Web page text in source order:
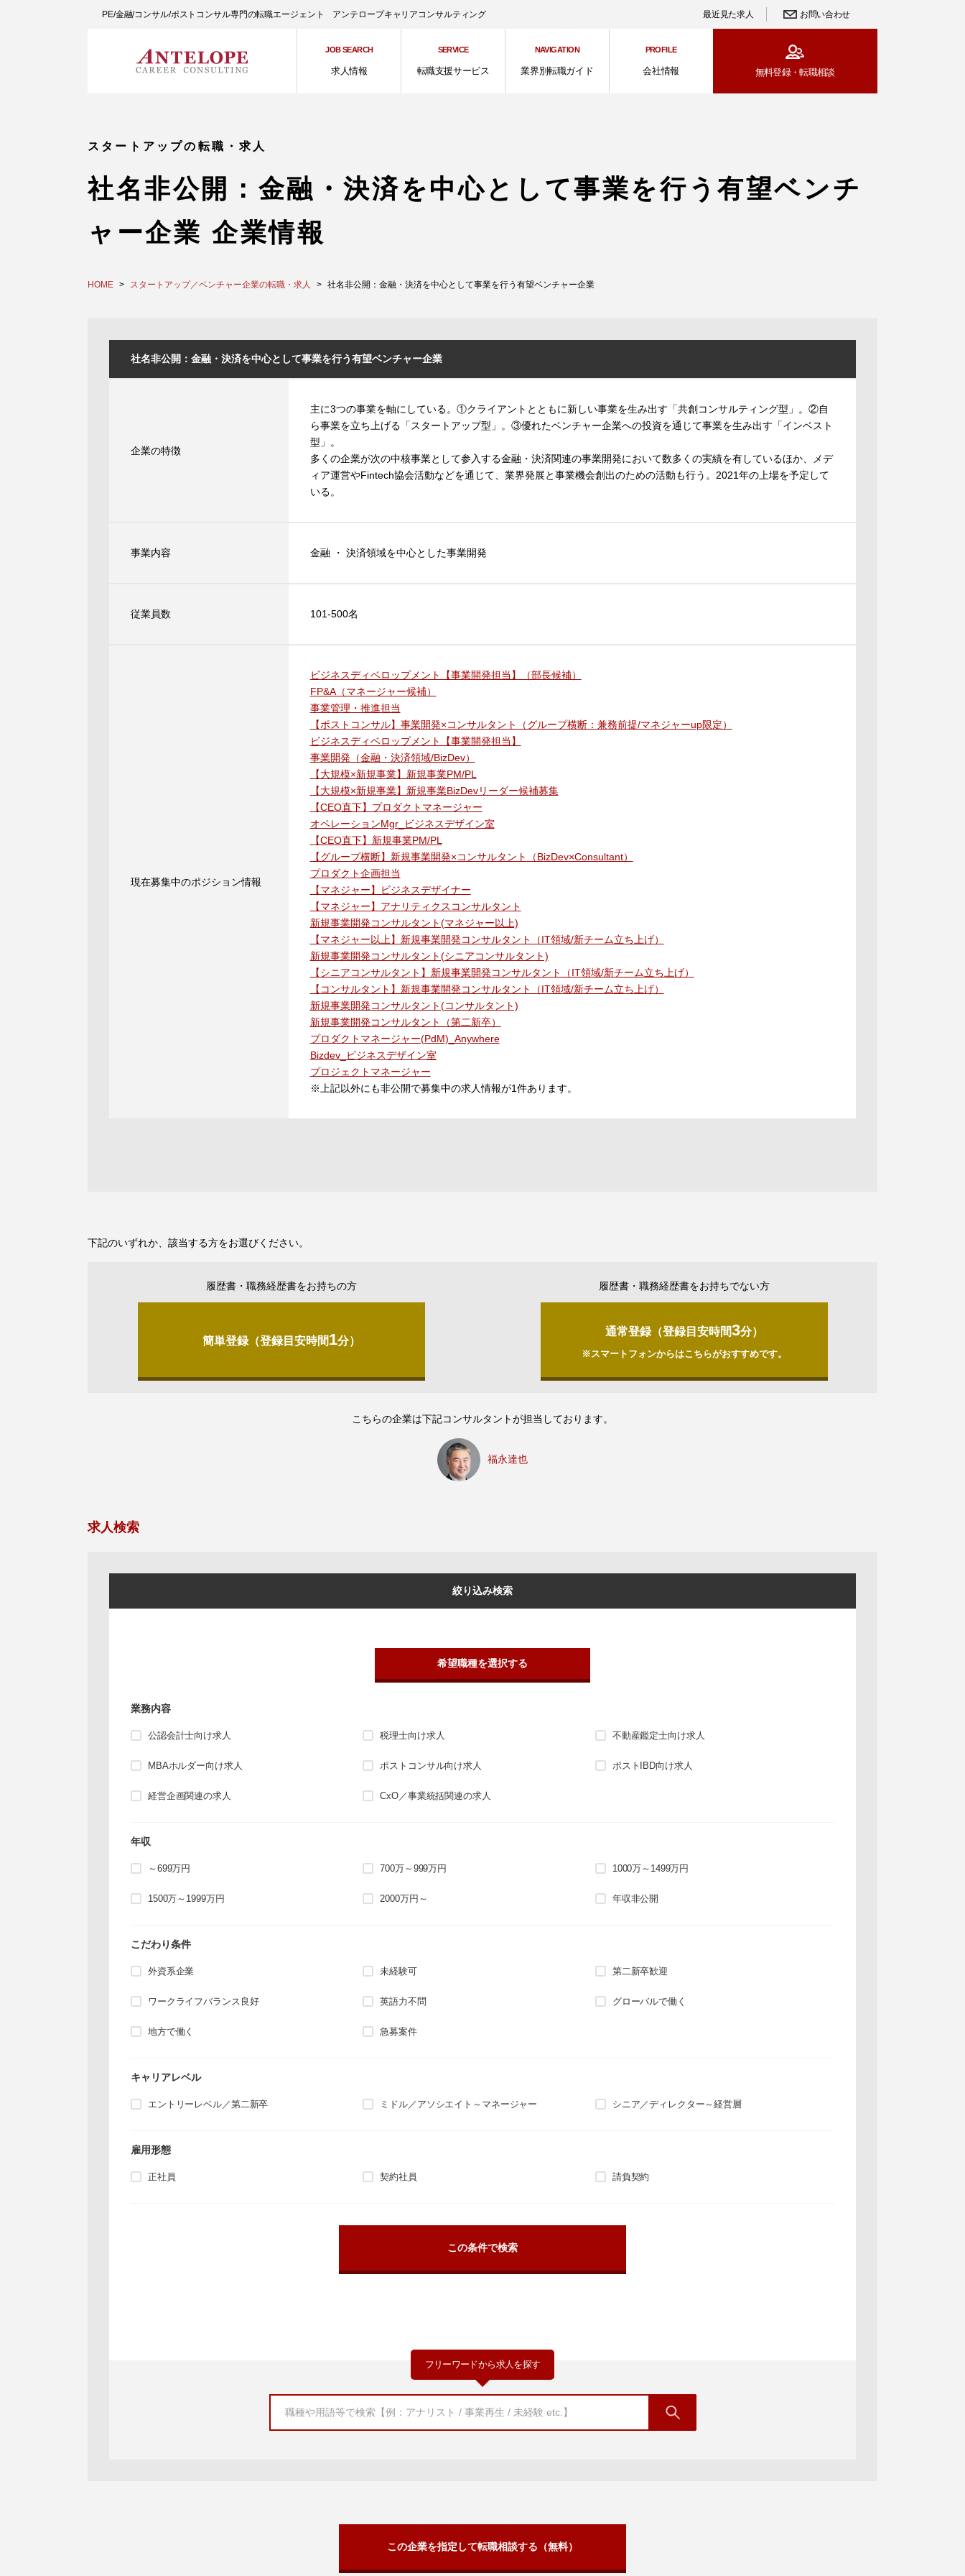
PE/金融/コンサル/ポストコンサル専門の転職エージェント アンテロープキャリアコンサルティング 最近見た求人 お問い合わせ
JOB SEARCH
求人情報
SERVICE
転職支援サービス
NAVIGATION
業界別転職ガイド
PROFILE
会社情報 無料登録・転職相談
スタートアップの転職・求人
社名非公開：金融・決済を中心として事業を行う有望ベンチ
ャー企業 企業情報
HOME スタートアップ／ベンチャー企業の転職・求人 社名非公開：金融・決済を中心として事業を行う有望ベンチャー企業
社名非公開：金融・決済を中心として事業を行う有望ベンチャー企業
企業の特徴
主に3つの事業を軸にしている。①クライアントとともに新しい事業を生み出す「共創コンサルティング型」。②自
ら事業を立ち上げる「スタートアップ型」。③優れたベンチャー企業への投資を通じて事業を生み出す「インベスト
型」。
多くの企業が次の中核事業として参入する金融・決済関連の事業開発において数多くの実績を有しているほか、メデ
ィア運営やFintech協会活動などを通じて、業界発展と事業機会創出のための活動も行う。2021年の上場を予定して
いる。
事業内容 金融 ・ 決済領域を中心とした事業開発
従業員数 101-500名
現在募集中のポジション情報
ビジネスディベロップメント【事業開発担当】（部長候補）
FP&A（マネージャー候補）
事業管理・推進担当
【ポストコンサル】事業開発×コンサルタント（グループ横断：兼務前提/マネジャーup限定）
ビジネスディベロップメント【事業開発担当】
事業開発（金融・決済領域/BizDev）
【大規模×新規事業】新規事業PM/PL
【大規模×新規事業】新規事業BizDevリーダー候補募集
【CEO直下】プロダクトマネージャー
オペレーションMgr_ビジネスデザイン室
【CEO直下】新規事業PM/PL
【グループ横断】新規事業開発×コンサルタント（BizDev×Consultant）
プロダクト企画担当
【マネジャー】ビジネスデザイナー
【マネジャー】アナリティクスコンサルタント
新規事業開発コンサルタント(マネジャー以上)
【マネジャー以上】新規事業開発コンサルタント（IT領域/新チーム立ち上げ）
新規事業開発コンサルタント(シニアコンサルタント)
【シニアコンサルタント】新規事業開発コンサルタント（IT領域/新チーム立ち上げ）
【コンサルタント】新規事業開発コンサルタント（IT領域/新チーム立ち上げ）
新規事業開発コンサルタント(コンサルタント)
新規事業開発コンサルタント（第二新卒）
プロダクトマネージャー(PdM)_Anywhere
Bizdev_ビジネスデザイン室
プロジェクトマネージャー
※上記以外にも非公開で募集中の求人情報が1件あります。
下記のいずれか、該当する方をお選びください。
履歴書・職務経歴書をお持ちの方
簡単登録（登録目安時間1分）
履歴書・職務経歴書をお持ちでない方
通常登録（登録目安時間3分）
※スマートフォンからはこちらがおすすめです。
こちらの企業は下記コンサルタントが担当しております。
福永達也
求人検索
絞り込み検索
希望職種を選択する
業務内容
公認会計士向け求人 税理士向け求人 不動産鑑定士向け求人
MBAホルダー向け求人 ポストコンサル向け求人 ポストIBD向け求人
経営企画関連の求人 CxO／事業統括関連の求人
年収
～699万円 700万～999万円 1000万～1499万円
1500万～1999万円 2000万円～ 年収非公開
こだわり条件
外資系企業 未経験可 第二新卒歓迎
ワークライフバランス良好 英語力不問 グローバルで働く
地方で働く 急募案件
キャリアレベル
エントリーレベル／第二新卒 ミドル／アソシエイト～マネージャー シニア／ディレクター～経営層
雇用形態
正社員 契約社員 請負契約
フリーワードから求人を探す
この企業を指定して転職相談する（無料）